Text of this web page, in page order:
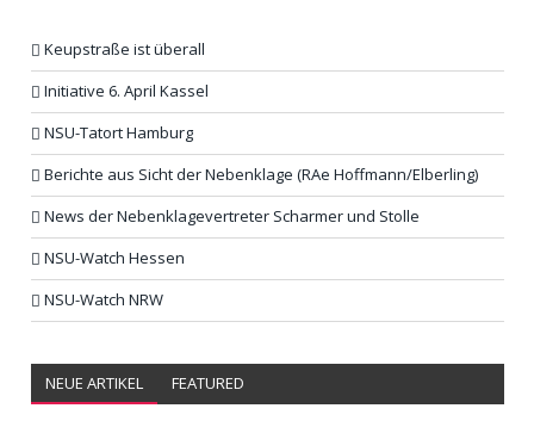
Keupstraße ist überall
Initiative 6. April Kassel
NSU-Tatort Hamburg
Berichte aus Sicht der Nebenklage (RAe Hoffmann/Elberling)
News der Nebenklagevertreter Scharmer und Stolle
NSU-Watch Hessen
NSU-Watch NRW
NEUE ARTIKEL FEATURED